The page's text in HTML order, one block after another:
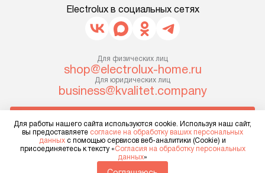
прибор до места установки,
пожалуйста, предварительно
За данную услугу взимается
дополнительная плата. Важно
учитывать, что если размеры
прибора не позволяют ему пройти
через дверной проем, сотрудники
транспортной службы не могут
демонтировать дверцы, ручки или
другие выступающие элементы, так
как это может привести к отказу
коммуникациям,
и консультацию
коммуникаций,
материалы,
Electrolux в социальных сетях
Для физических лиц
shop@electrolux-home.ru
Для юридических лиц
business@kvalitet.company
Политика конфиденциальности
Условия продажи
Для работы нашего сайта используются cookie. Используя наш сайт,
вы предоставляете согласие на обработку ваших персональных
данных с помощью сервисов веб-аналитики (Cookie) и
присоединяетесь к тексту «Согласия на обработку персональных
данных»